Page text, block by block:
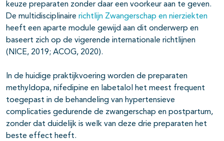
keuze preparaten zonder daar een voorkeur aan te geven.
De multidisciplinaire richtlijn Zwangerschap en nierziekten
heeft een aparte module gewijd aan dit onderwerp en
baseert zich op de vigerende internationale richtlijnen
(NICE, 2019; ACOG, 2020).
In de huidige praktijkvoering worden de preparaten
methyldopa, nifedipine en labetalol het meest frequent
toegepast in de behandeling van hypertensieve
complicaties gedurende de zwangerschap en postpartum,
zonder dat duidelijk is welk van deze drie preparaten het
beste effect heeft.